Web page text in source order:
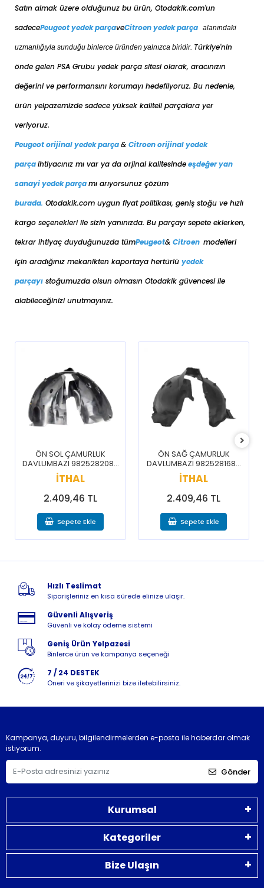
Satın almak üzere olduğunuz bu ürün, Otodakik.com'un
sadecePeugeot yedek parçaveCitroen yedek parça alanındaki
uzmanlığıyla sunduğu binlerce üründen yalnızca biridir. Türkiye'nin
önde gelen PSA Grubu yedek parça sitesi olarak, aracınızın
değerini ve performansını korumayı hedefliyoruz. Bu nedenle,
ürün yelpazemizde sadece yüksek kaliteli parçalara yer
veriyoruz.
Peugeot orijinal yedek parça& Citroen orijinal yedek
parçaihtiyacınız mı var ya da orjinal kalitesindeeşdeğeryan
sanayi yedek parçamı arıyorsunuz çözüm
burada. Otodakik.com uygun fiyat politikası, geniş stoğu ve hızlı
kargo seçenekleri ile sizin yanınızda. Bu parçayı sepete eklerken,
tekrar ihtiyaç duyduğunuzda tümPeugeot& Citroen modelleri
için aradığınız mekanikten kaportaya hertürlü yedek
parçayı stoğumuzda olsun olmasın Otodakik güvencesi ile
alabileceğinizi unutmayınız.
ÖN SOL ÇAMURLUK
DAVLUMBAZI 9825282080
/ 3008 5008 16-20
İTHAL
2.409,46 TL
Sepete Ekle
ÖN SAĞ ÇAMURLUK
DAVLUMBAZI 9825281680
/ 3008 5008 16-20
İTHAL
2.409,46 TL
Sepete Ekle
Hızlı Teslimat
Siparişleriniz en kısa sürede elinize ulaşır.
Güvenli Alışveriş
Güvenli ve kolay ödeme sistemi
Geniş Ürün Yelpazesi
Binlerce ürün ve kampanya seçeneği
7 / 24 DESTEK
Öneri ve şikayetlerinizi bize iletebilirsiniz.
Kampanya, duyuru, bilgilendirmelerden e-posta ile haberdar olmak
istiyorum.
Gönder
Kurumsal
Kategoriler
Bize Ulaşın